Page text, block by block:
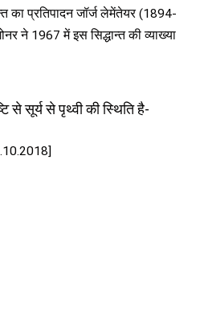
का प्रतिपादन जॉर्ज लेमेंतेयर (1894-
ने 1967 में इस सिद्धान्त की व्याख्या
से सूर्य से पृथ्वी की स्थिति है-